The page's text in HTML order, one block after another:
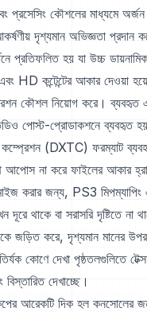
প্রসেসিং কৌশলের মাধ্যমে
দৃশ্যমান অভিজ্ঞতা প্রদান
প্রতিফলিত হয় যা উচ্চ
HD কন্টেন্টের আকার দেওয়া
কৌশল নিয়োগ করে। ব্যবহৃত
পোস্ট-প্রোডাকশনে ব্যবহৃত হয়
কম্প্রেশন (DXTC) ফরম্যাট
আপোস না করে ফাইলের আকার
করার জন্য, PS3 মিপম্যাপিং
থাকে বা সরাসরি দৃষ্টিতে না
জড়িত করে, দৃশ্যমান মানের
কোণে দেখা পৃষ্ঠতলগুলিতে
দেখাচ্ছে।
আরেকটি দিক হল কনসোলের জন্য